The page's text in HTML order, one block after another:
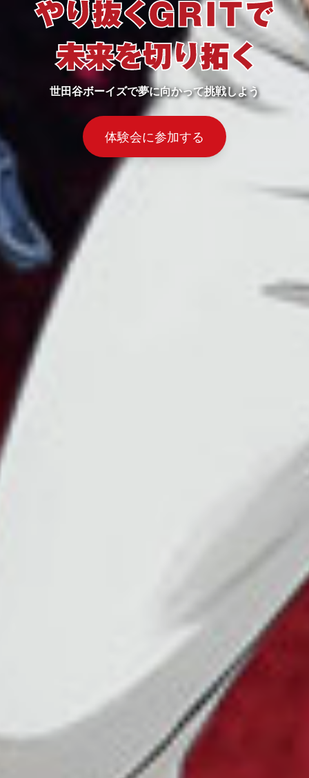
世田谷ボーイズで夢に向かって挑戦しよう
体験会に参加する